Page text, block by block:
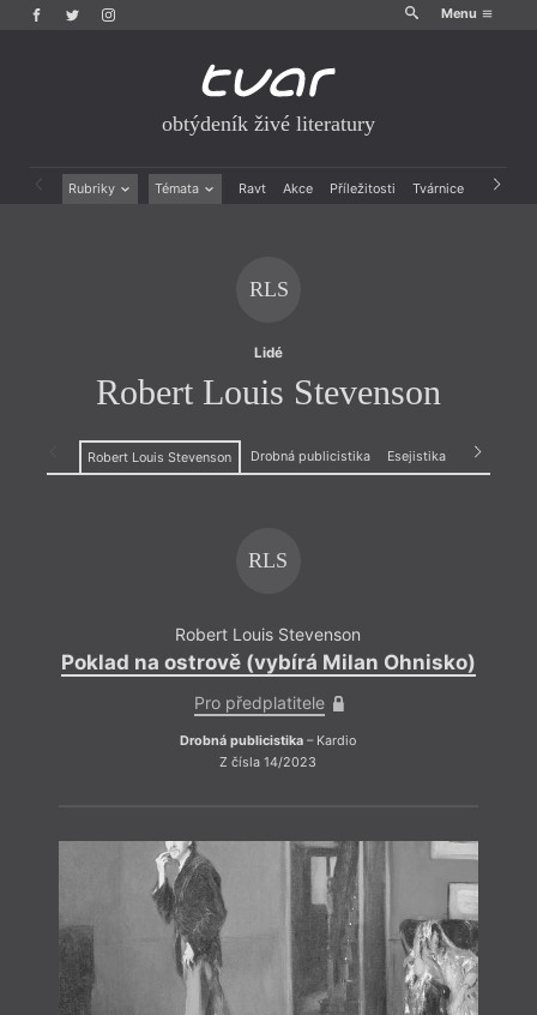
Menu
obtýdeník živé literatury
Rubriky Témata Ravt Akce Příležitosti Tvárnice Archiv
Výroční ceny
RLS
Lidé
Robert Louis Stevenson
Robert Louis Stevenson Drobná publicistika Esejistika Beletrie
RLS
Robert Louis Stevenson
Poklad na ostrově (vybírá Milan Ohnisko)
Pro předplatitele
Drobná publicistika – Kardio
Z čísla 14/2023